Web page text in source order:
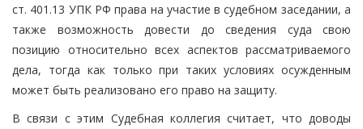
ст. 401.13 УПК РФ права на участие в судебном заседании, а
также возможность довести до сведения суда свою
позицию относительно всех аспектов рассматриваемого
дела, тогда как только при таких условиях осужденным
может быть реализовано его право на защиту.
В связи с этим Судебная коллегия считает, что доводы